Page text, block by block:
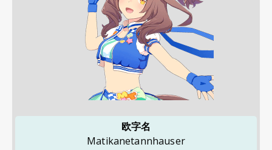
欧字名
Matikanetannhauser